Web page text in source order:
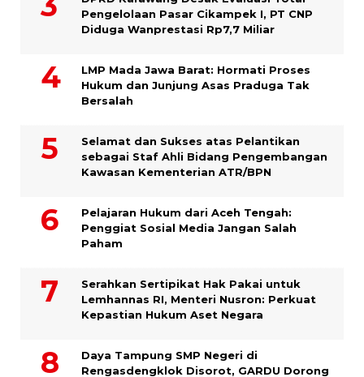
Pengelolaan Pasar Cikampek I, PT CNP
Diduga Wanprestasi Rp7,7 Miliar
LMP Mada Jawa Barat: Hormati Proses
Hukum dan Junjung Asas Praduga Tak
Bersalah
Selamat dan Sukses atas Pelantikan
sebagai Staf Ahli Bidang Pengembangan
Kawasan Kementerian ATR/BPN
Pelajaran Hukum dari Aceh Tengah:
Penggiat Sosial Media Jangan Salah
Paham
Serahkan Sertipikat Hak Pakai untuk
Lemhannas RI, Menteri Nusron: Perkuat
Kepastian Hukum Aset Negara
Daya Tampung SMP Negeri di
Rengasdengklok Disorot, GARDU Dorong